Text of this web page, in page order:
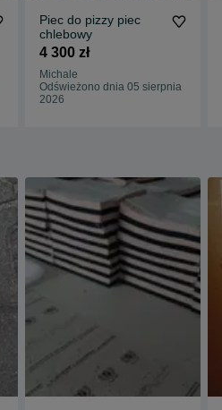
Piec do pizzy piec
chlebowy
4 300 zł
Michale
Odświeżono dnia 05 sierpnia
2026